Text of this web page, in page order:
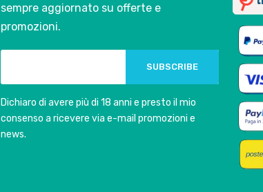
sempre aggiornato su offerte e
promozioni.
SUBSCRIBE
Dichiaro di avere più di 18 anni e presto il mio
consenso a ricevere via e-mail promozioni e
news.